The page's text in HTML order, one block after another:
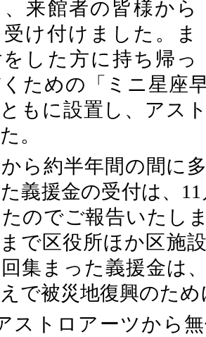
来館者の皆様から
け付けました。ま
した方に持ち帰っ
ための「ミニ星座
もに設置し、アス
。
ら約半年間の間に
義援金の受付は、
のでご報告いたし
まで区役所ほか区施
集まった義援金は
で被災地復興のた
ストロアーツから